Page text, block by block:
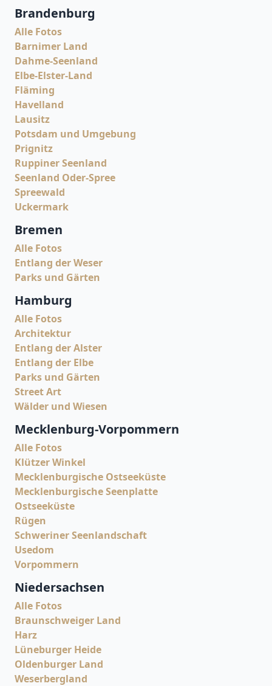
Brandenburg
Alle Fotos
Barnimer Land
Dahme-Seenland
Elbe-Elster-Land
Fläming
Havelland
Lausitz
Potsdam und Umgebung
Prignitz
Ruppiner Seenland
Seenland Oder-Spree
Spreewald
Uckermark
Bremen
Alle Fotos
Entlang der Weser
Parks und Gärten
Hamburg
Alle Fotos
Architektur
Entlang der Alster
Entlang der Elbe
Parks und Gärten
Street Art
Wälder und Wiesen
Mecklenburg-Vorpommern
Alle Fotos
Klützer Winkel
Mecklenburgische Ostseeküste
Mecklenburgische Seenplatte
Ostseeküste
Rügen
Schweriner Seenlandschaft
Usedom
Vorpommern
Niedersachsen
Alle Fotos
Braunschweiger Land
Harz
Lüneburger Heide
Oldenburger Land
Weserbergland